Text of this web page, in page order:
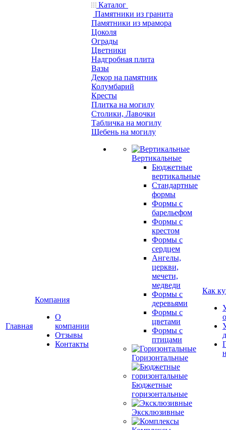
Главная
Компания
О
компании
Отзывы
Контакты
Каталог
Памятники из гранита
Памятники из мрамора
Цоколя
Ограды
Цветники
Надгробная плита
Вазы
Декор на памятник
Колумбарий
Кресты
Плитка на могилу
Столики, Лавочки
Табличка на могилу
Щебень на могилу
Вертикальные
Бюджетные
вертикальные
Стандартные
формы
Формы с
барельефом
Формы с
крестом
Формы с
сердцем
Ангелы,
церкви,
мечети,
медведи
Формы с
деревьями
Формы с
цветами
Формы с
птицами
Горизонтальные
Бюджетные
горизонтальные
Эксклюзивные
Как